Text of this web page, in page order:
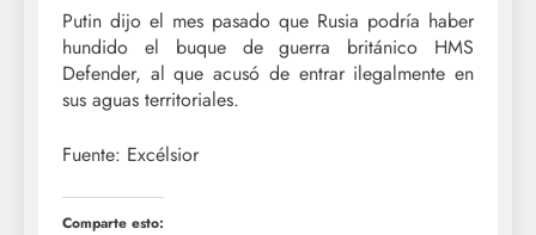
Putin dijo el mes pasado que Rusia podría haber
hundido el buque de guerra británico HMS
Defender, al que acusó de entrar ilegalmente en
sus aguas territoriales.
Fuente: Excélsior
Comparte esto: